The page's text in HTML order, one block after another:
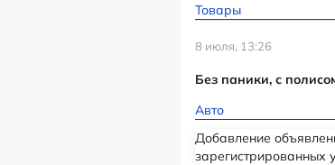
Товары
8 июля, 13:26
Без паники, с
Авто
Добавление
зарегистрированных